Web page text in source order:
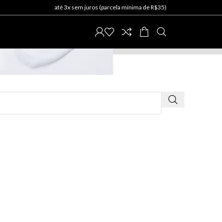
até 3x sem juros (parcela mínima de R$35)